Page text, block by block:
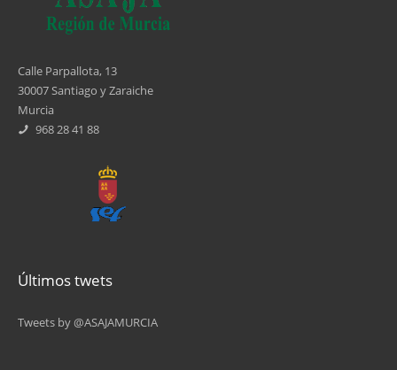
7
9
Calle Parpallota, 13
30007 Santiago y Zaraiche
Murcia
968 28 41 88
Últimos twets
Tweets by @ASAJAMURCIA